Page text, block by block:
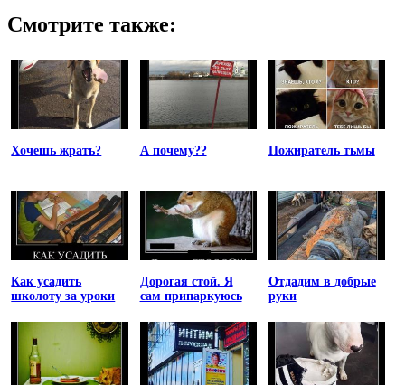
Смотрите также:
Хочешь жрать? А почему?? Пожиратель тьмы
Как усадить
школоту за уроки
Дорогая стой. Я
сам припаркуюсь
Отдадим в добрые
руки